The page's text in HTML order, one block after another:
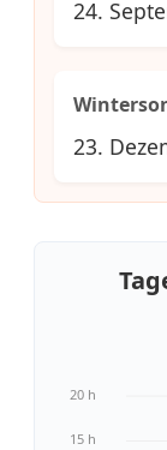
24.
23.
15 h
20 h